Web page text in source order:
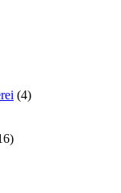
(4)